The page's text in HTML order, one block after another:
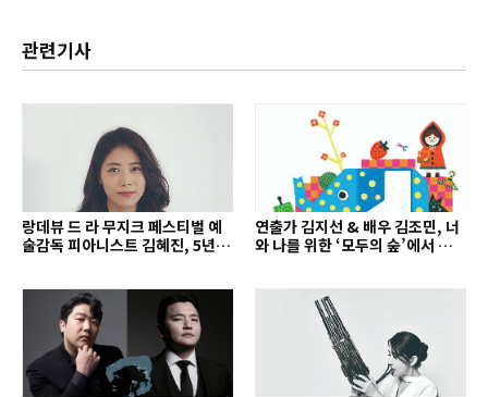
관련기사
랑데뷰 드 라 무지크 페스티벌 예
술감독 피아니스트 김혜진, 5년간
연출가 김지선 & 배우 김조민, 너
와 나를 위한 ‘모두의 숲’에서 만나